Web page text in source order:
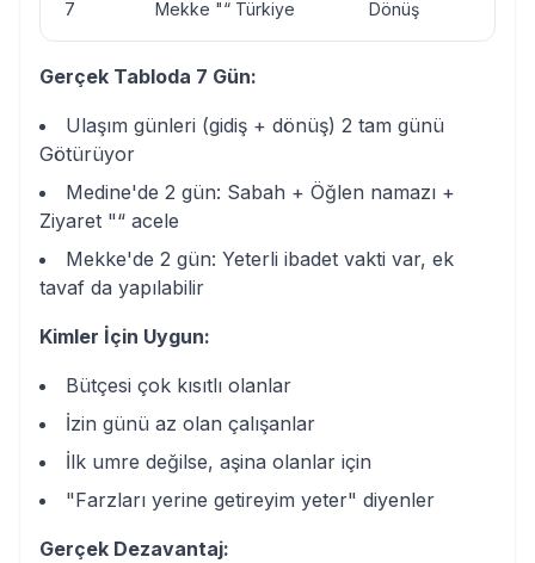
7 Mekke "“ Türkiye Dönüş
Gerçek Tabloda 7 Gün:
Ulaşım günleri (gidiş + dönüş) 2 tam günü
Götürüyor
Medine'de 2 gün: Sabah + Öğlen namazı +
Ziyaret "“ acele
Mekke'de 2 gün: Yeterli ibadet vakti var, ek
tavaf da yapılabilir
Kimler İçin Uygun:
Bütçesi çok kısıtlı olanlar
İzin günü az olan çalışanlar
İlk umre değilse, aşina olanlar için
"Farzları yerine getireyim yeter" diyenler
Gerçek Dezavantaj: